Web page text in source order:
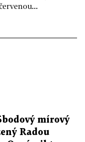
mírový
Radou